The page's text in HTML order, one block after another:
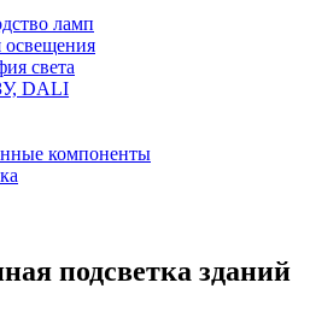
ламп
освещения
света
DALI
компоненты
подсветка зданий